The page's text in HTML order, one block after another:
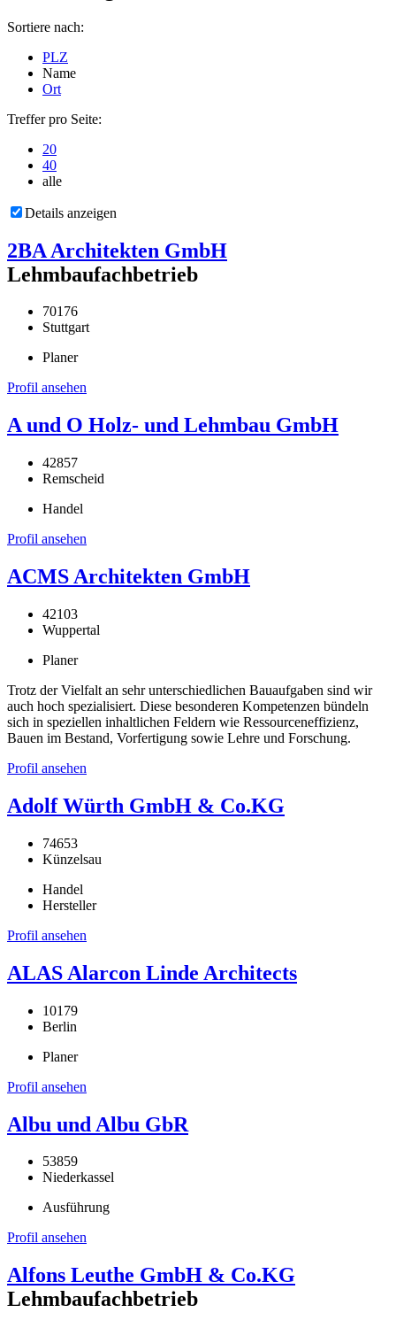
Sortiere nach:
PLZ
Name
Ort
Treffer pro Seite:
20
40
alle
Details anzeigen
2BA Architekten GmbH
Lehmbaufachbetrieb
70176
Stuttgart
Planer
Profil ansehen
A und O Holz- und Lehmbau GmbH
42857
Remscheid
Handel
Profil ansehen
ACMS Architekten GmbH
42103
Wuppertal
Planer
Trotz der Vielfalt an sehr unterschiedlichen Bauaufgaben sind wir
auch hoch spezialisiert. Diese besonderen Kompetenzen bündeln
sich in speziellen inhaltlichen Feldern wie Ressourceneffizienz,
Bauen im Bestand, Vorfertigung sowie Lehre und Forschung.
Profil ansehen
Adolf Würth GmbH & Co.KG
74653
Künzelsau
Handel
Hersteller
Profil ansehen
ALAS Alarcon Linde Architects
10179
Berlin
Planer
Profil ansehen
Albu und Albu GbR
53859
Niederkassel
Ausführung
Profil ansehen
Alfons Leuthe GmbH & Co.KG
Lehmbaufachbetrieb